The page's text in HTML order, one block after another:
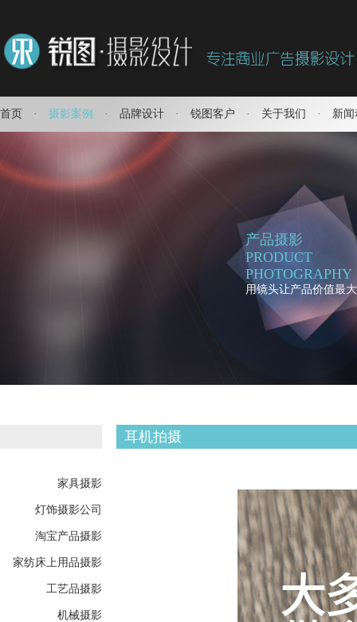
首页 · 摄影案例 · 品牌设计 · 锐图客户 · 关于我们 · 新
产品摄影
PRODUCT
PHOTOGRAPHY
用镜头让产品价值最
家具摄影
灯饰摄影公司
淘宝产品摄影
家纺床上用品摄影
工艺品摄影
机械摄影
耳机拍摄